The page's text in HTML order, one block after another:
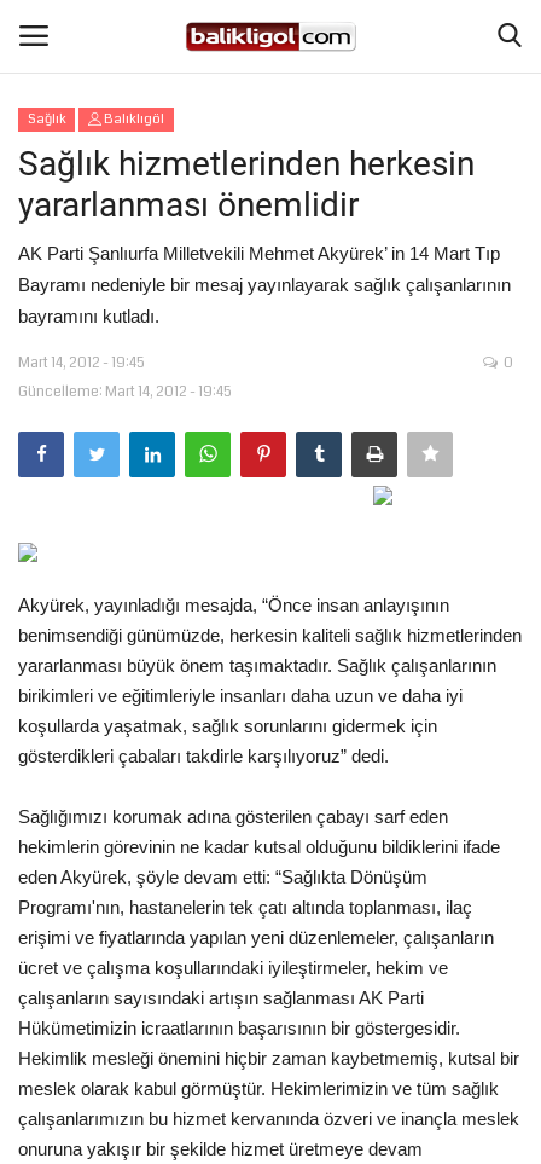
Giriş Yap
Anasayfa
Köşe Yazıları
Şanlıurfa
Eğitim
Tekno Bilim
Ekonomi
Siyaset
Galeriler
Yaşam
Künye
Sağlık
İletişim
Kültür Sanat
Sağlık Balıklıgöl
Sağlık hizmetlerinden herkesin
yararlanması önemlidir
AK Parti Şanlıurfa Milletvekili Mehmet Akyürek’ in 14 Mart Tıp
Bayramı nedeniyle bir mesaj yayınlayarak sağlık çalışanlarının
bayramını kutladı.
Mart 14, 2012 - 19:45
Güncelleme: Mart 14, 2012 - 19:45
0
Akyürek, yayınladığı mesajda, “Önce insan anlayışının
benimsendiği günümüzde, herkesin kaliteli sağlık hizmetlerinden
yararlanması büyük önem taşımaktadır. Sağlık çalışanlarının
birikimleri ve eğitimleriyle insanları daha uzun ve daha iyi
koşullarda yaşatmak, sağlık sorunlarını gidermek için
gösterdikleri çabaları takdirle karşılıyoruz” dedi.
Sağlığımızı korumak adına gösterilen çabayı sarf eden
hekimlerin görevinin ne kadar kutsal olduğunu bildiklerini ifade
eden Akyürek, şöyle devam etti: “Sağlıkta Dönüşüm
Programı'nın, hastanelerin tek çatı altında toplanması, ilaç
erişimi ve fiyatlarında yapılan yeni düzenlemeler, çalışanların
ücret ve çalışma koşullarındaki iyileştirmeler, hekim ve
çalışanların sayısındaki artışın sağlanması AK Parti
Hükümetimizin icraatlarının başarısının bir göstergesidir.
Hekimlik mesleği önemini hiçbir zaman kaybetmemiş, kutsal bir
meslek olarak kabul görmüştür. Hekimlerimizin ve tüm sağlık
çalışanlarımızın bu hizmet kervanında özveri ve inançla meslek
onuruna yakışır bir şekilde hizmet üretmeye devam